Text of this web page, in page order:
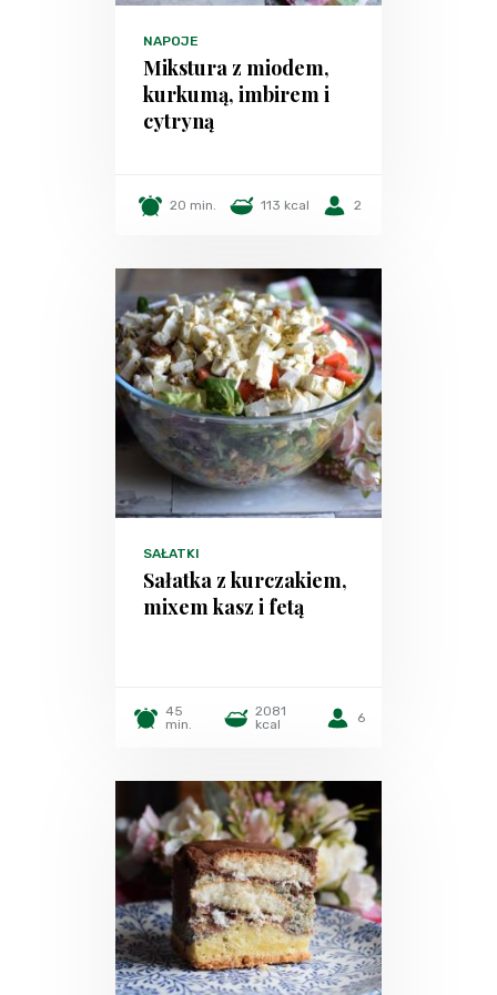
NAPOJE
Mikstura z miodem,
kurkumą, imbirem i
cytryną
20 min. 113 kcal 2
SAŁATKI
Sałatka z kurczakiem,
mixem kasz i fetą
45
min.
2081
kcal
6